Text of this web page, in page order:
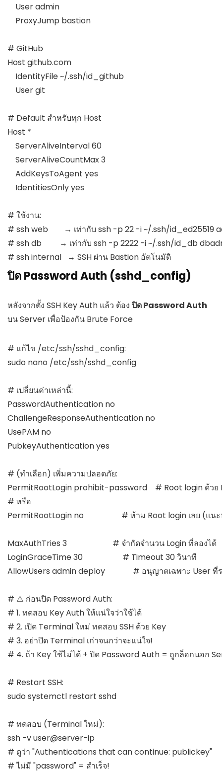
    User admin
    ProxyJump bastion
# GitHub
Host github.com
    IdentityFile ~/.ssh/id_github
    User git
# Default สำหรับทุก Host
Host *
    ServerAliveInterval 60
    ServerAliveCountMax 3
    AddKeysToAgent yes
    IdentitiesOnly yes
# ใช้งาน:
# ssh web        → เท่ากับ ssh -p 22 -i ~/.ssh/id_ed25519
# ssh db         → เท่ากับ ssh -p 2222 -i ~/.ssh/id_db
# ssh internal   → SSH ผ่าน Bastion อัตโนมัติ
ปิด Password Auth (sshd_config)
หลังจากตั้ง SSH Key Auth แล้ว ต้อง ปิด Password Auth
บน Server เพื่อป้องกัน Brute Force
# แก้ไข /etc/ssh/sshd_config:
sudo nano /etc/ssh/sshd_config
# เปลี่ยนค่าเหล่านี้:
PasswordAuthentication no
ChallengeResponseAuthentication no
UsePAM no
PubkeyAuthentication yes
# (ทำเลือก) เพิ่มความปลอดภัย:
PermitRootLogin prohibit-password    # Root login ด้วย
# หรือ
PermitRootLogin no                   # ห้าม Root login เลย (แน
MaxAuthTries 3                       # จำกัดจำนวน Login ที่ลองได้
LoginGraceTime 30                    # Timeout 30 วินาที
AllowUsers admin deploy              # อนุญาตเฉพาะ User ที่
# ⚠️ ก่อนปิด Password Auth:
# 1. ทดสอบ Key Auth ให้แน่ใจว่าใช้ได้
# 2. เปิด Terminal ใหม่ ทดสอบ SSH ด้วย Key
# 3. อย่าปิด Terminal เก่าจนกว่าจะแน่ใจ!
# 4. ถ้า Key ใช้ไม่ได้ + ปิด Password Auth = ถูกล็อกนอก
# Restart SSH:
sudo systemctl restart sshd
# ทดสอบ (Terminal ใหม่):
ssh -v user@server-ip
# ดูว่า "Authentications that can continue: publickey"
# ไม่มี "password" = สำเร็จ!